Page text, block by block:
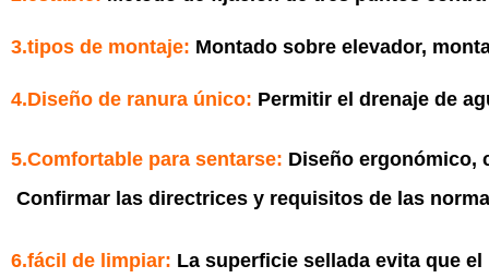
3.tipos de montaje: Montado sobre elevador,
4.Diseño de ranura único: Permitir el drenaje de
5.Comfortable para sentarse: Diseño
Confirmar las directrices y requisitos de las
6.fácil de limpiar: La superficie sellada evita que